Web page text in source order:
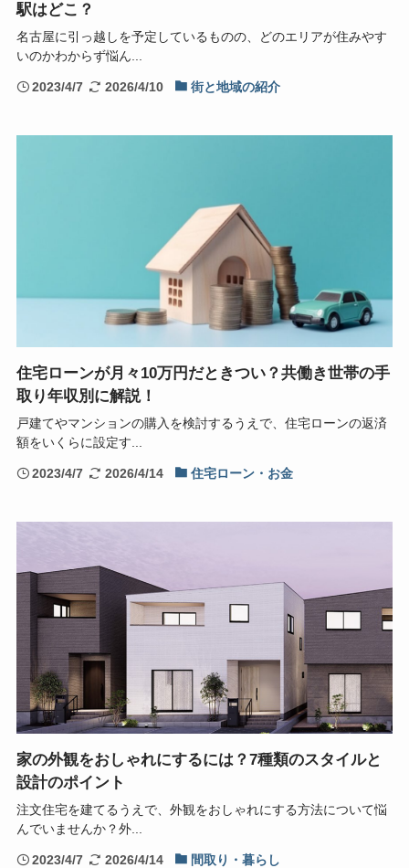
駅はどこ？
名古屋に引っ越しを予定しているものの、どのエリアが住みやす
いのかわからず悩ん...
2023/4/7 2026/4/10 街と地域の紹介
住宅ローンが月々10万円だときつい？共働き世帯の手
取り年収別に解説！
戸建てやマンションの購入を検討するうえで、住宅ローンの返済
額をいくらに設定す...
2023/4/7 2026/4/14 住宅ローン・お金
家の外観をおしゃれにするには？7種類のスタイルと
設計のポイント
注文住宅を建てるうえで、外観をおしゃれにする方法について悩
んでいませんか？外...
2023/4/7 2026/4/14 間取り・暮らし